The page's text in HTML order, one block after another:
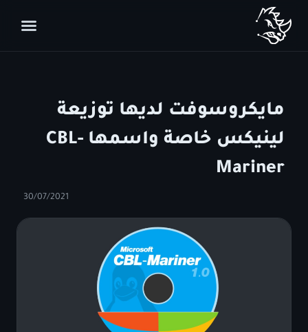
30/07/2021
مايكروسوفت لديها توزيعة
لينيكس خاصة واسمها CBL-
Mariner